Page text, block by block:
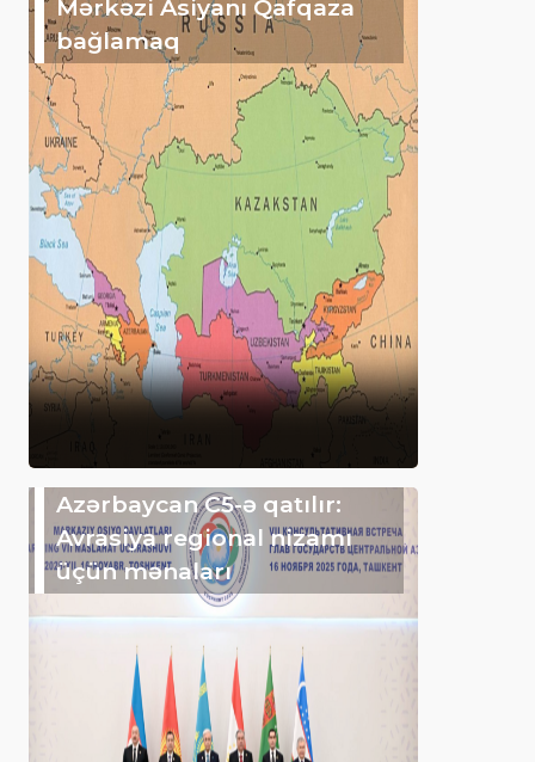
Mərkəzi Asiyanı Qafqaza
bağlamaq
Azərbaycan C5-ə qatılır:
Avrasiya regional nizamı
üçün mənaları